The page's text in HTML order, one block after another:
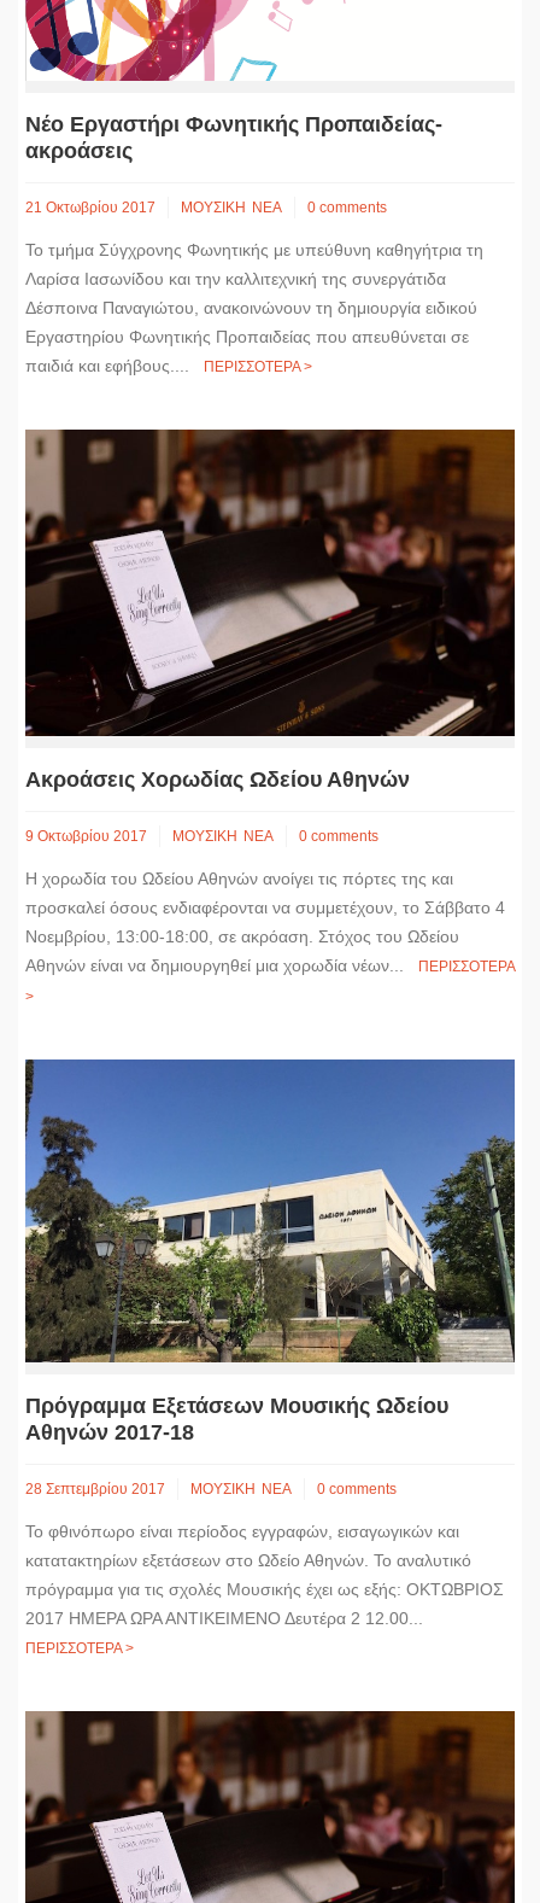
Νέο Εργαστήρι Φωνητικής Προπαιδείας-
ακροάσεις
21 Οκτωβρίου 2017 ΜΟΥΣΙΚΗ ΝΕΑ 0 comments
Το τμήμα Σύγχρονης Φωνητικής με υπεύθυνη καθηγήτρια τη
Λαρίσα Ιασωνίδου και την καλλιτεχνική της συνεργάτιδα
Δέσποινα Παναγιώτου, ανακοινώνουν τη δημιουργία ειδικού
Εργαστηρίου Φωνητικής Προπαιδείας που απευθύνεται σε
παιδιά και εφήβους....
ΠΕΡΙΣΣΟΤΕΡΑ >
Ακροάσεις Χορωδίας Ωδείου Αθηνών
9 Οκτωβρίου 2017 ΜΟΥΣΙΚΗ ΝΕΑ 0 comments
Η χορωδία του Ωδείου Αθηνών ανοίγει τις πόρτες της και
προσκαλεί όσους ενδιαφέρονται να συμμετέχουν, το Σάββατο 4
Νοεμβρίου, 13:00-18:00, σε ακρόαση. Στόχος του Ωδείου
Αθηνών είναι να δημιουργηθεί μια χορωδία νέων...
ΠΕΡΙΣΣΟΤΕΡΑ
>
Πρόγραμμα Εξετάσεων Μουσικής Ωδείου
Αθηνών 2017-18
28 Σεπτεμβρίου 2017 ΜΟΥΣΙΚΗ ΝΕΑ 0 comments
Το φθινόπωρο είναι περίοδος εγγραφών, εισαγωγικών και
κατατακτηρίων εξετάσεων στο Ωδείο Αθηνών. Το αναλυτικό
πρόγραμμα για τις σχολές Μουσικής έχει ως εξής: ΟΚΤΩΒΡΙΟΣ
2017 ΗΜΕΡΑ ΩΡΑ ΑΝΤΙΚΕΙΜΕΝΟ Δευτέρα 2 12.00...
ΠΕΡΙΣΣΟΤΕΡΑ >